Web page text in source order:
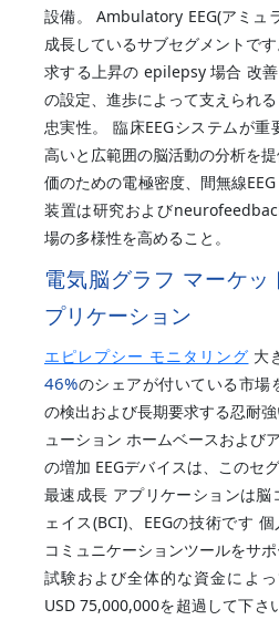
設備。 Ambulatory EEG(アミュ
成長しているサブセグメントで
求する上昇の epilepsy 場合 改
の設定、進歩によって支えられ
忠実性。 臨床EEGシステムが重
高いと広範囲の脳活動の分析を
価のための電極密度、間無線
装置は研究および
場の多様性を高めること。
電気脳グラフ マーケ
プリケーション
エピレプシー モニタリング 大
46%のシェアが付いている市場
の検出および長期要求する忍耐
ューション ホームベースおよび
の増加 EEGデバイスは、このセ
最速成長 アプリケーションは脳
ェイス(BCI)、EEGの技術です
コミュニケーションツールをサ
試験および全体的な資金によ
USD 75,000,000を超過して下さ